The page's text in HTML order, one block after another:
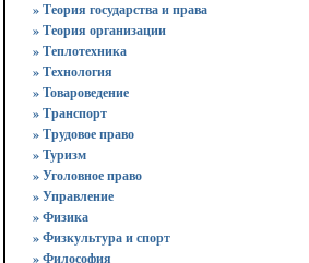
» Теория государства и права
» Теория организации
» Теплотехника
» Технология
» Товароведение
» Транспорт
» Трудовое право
» Туризм
» Уголовное право
» Управление
» Физика
» Физкультура и спорт
» Философия